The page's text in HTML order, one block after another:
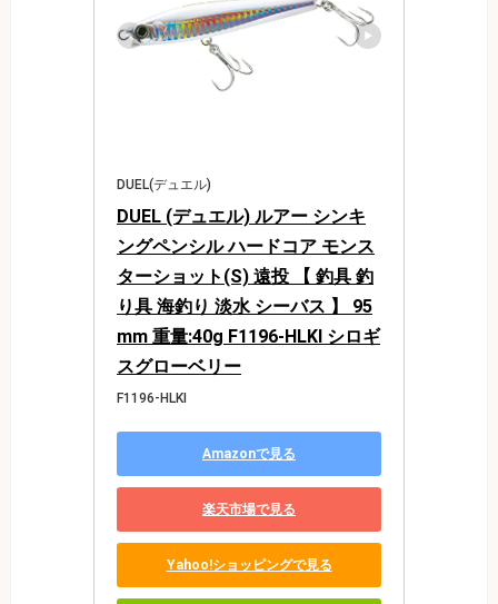
DUEL(デュエル)
DUEL (デュエル) ルアー シンキ
ングペンシル ハードコア モンス
ターショット(S) 遠投 【 釣具 釣
り具 海釣り 淡水 シーバス 】 95
mm 重量:40g F1196-HLKI シロギ
スグローベリー
F1196-HLKI
Amazonで見る
楽天市場で見る
Yahoo!ショッピングで見る